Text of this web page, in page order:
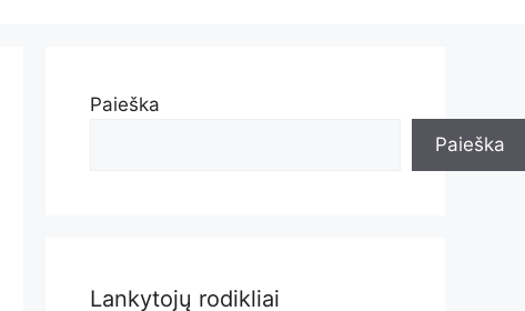
Paieška
Paieška
Lankytojų rodikliai